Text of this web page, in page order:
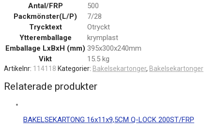
Antal/FRP
500
Packmönster(L/P)
7/28
Trycktext
Otryckt
Ytteremballage
krymplast
Emballage LxBxH (mm) 395x300x240mm
Vikt
15.5 kg
Artikelnr: 114118 Kategorier: Bakelsekartonger, Bakelsekartonger
Relaterade produkter
BAKELSEKARTONG 16x11x9,5CM Q-LOCK 200ST/FRP